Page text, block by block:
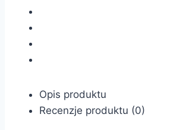
Opis produktu
Recenzje produktu (0)